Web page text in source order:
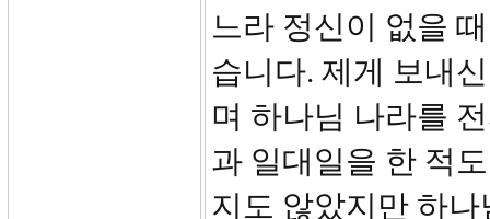
느라 정신이 없을
습니다. 제게 보내
며 하나님 나라를
과 일대일을 한 적
지도 않았지만 하